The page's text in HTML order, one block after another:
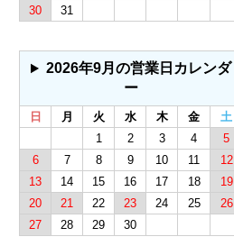
30
31
2026年9月の営業日カレンダ
ー
日 月 火 水 木 金
土
1
2 3 4
5
6
7 8 9 10 11
12
13
14 15 16 17 18
19
20
21 22 23 24 25
26
27
28 29 30